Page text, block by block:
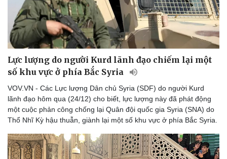
Thể thao
Ô tô - Xe máy
Lực lượng do người Kurd lãnh đạo chiếm lại một
số khu vực ở phía Bắc Syria
VOV.VN - Các Lực lượng Dân chủ Syria (SDF) do người Kurd
lãnh đạo hôm qua (24/12) cho biết, lực lượng này đã phát động
một cuộc phản công chống lại Quân đội quốc gia Syria (SNA) do
Thổ Nhĩ Kỳ hậu thuẫn, giành lại một số khu vực ở phía Bắc Syria.